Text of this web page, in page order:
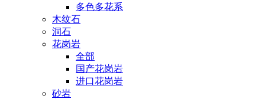
多色多花系
木纹石
洞石
花岗岩
全部
国产花岗岩
进口花岗岩
砂岩